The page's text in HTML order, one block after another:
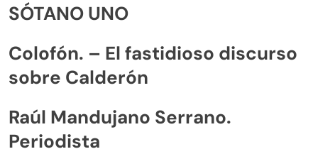
SÓTANO UNO
Colofón. – El fastidioso discurso
sobre Calderón
Raúl Mandujano Serrano.
Periodista